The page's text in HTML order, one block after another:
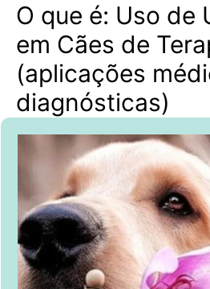
O que é: Uso de
em Cães de
(aplicações
diagnósticas)